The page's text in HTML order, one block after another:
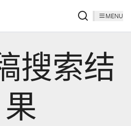
MENU
搜索结
果